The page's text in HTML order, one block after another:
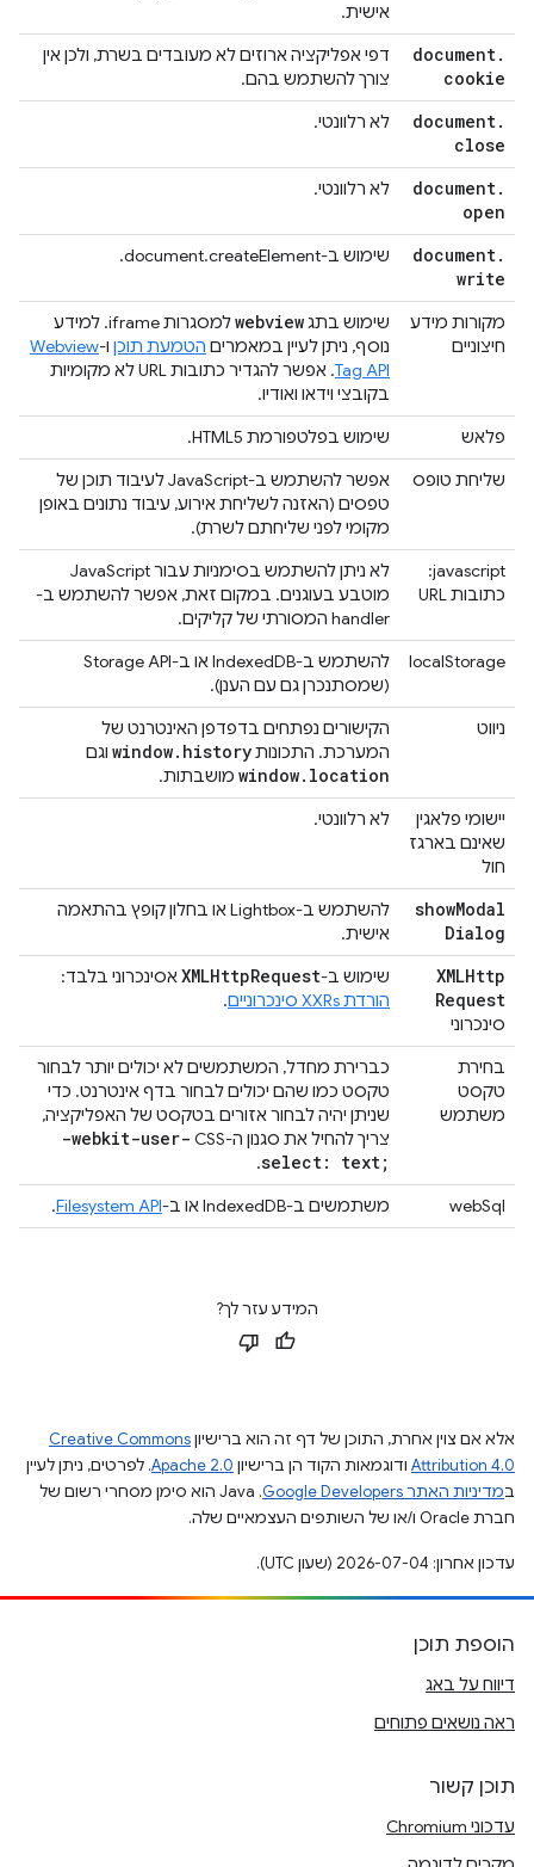
אישית.
document.
cookie
דפי אפליקציה ארוזים לא מעובדים בשרת, ולכן אין
צורך להשתמש בהם.
document.
close
לא רלוונטי.
document.
open
לא רלוונטי.
document.
write
שימוש ב-document.createElement.
מקורות מידע
חיצוניים
שימוש בתגwebview
למסגרות iframe. למידע
נוסף, ניתן לעיין במאמרים הטמעת תוכן ו-Webview
Tag API
. אפשר להגדיר כתובות URL לא מקומיות
בקובצי וידאו ואודיו.
פלאש
שימוש בפלטפורמת HTML5.
שליחת טופס
אפשר להשתמש ב-JavaScript לעיבוד תוכן של
טפסים (האזנה לשליחת אירוע, עיבוד נתונים באופן
מקומי לפני שליחתם לשרת).
javascript:
כתובות URL
לא ניתן להשתמש בסימניות עבור JavaScript
מוטבע בעוגנים. במקום זאת, אפשר להשתמש ב-
handler המסורתי של קליקים.
localStorage
להשתמש ב-IndexedDB או ב-Storage API
(שמסתנכרן גם עם הענן).
ניווט
הקישורים נפתחים בדפדפן האינטרנט של
המערכת. התכונות
window. history וגם
window. location
מושבתות.
יישומי פלאגין
שאינם בארגז
חול
לא רלוונטי.
showModal
Dialog
להשתמש ב-Lightbox או בחלון קופץ בהתאמה
אישית.
XMLHttp
Request
סינכרוני
שימוש ב- XMLHttpRequest
אסינכרוני בלבד:
הורדת XXRs סינכרוניים
.
בחירת
טקסט
משתמש
כברירת מחדל, המשתמשים לא יכולים יותר לבחור
טקסט כמו שהם יכולים לבחור בדף אינטרנט. כדי
שניתן יהיה לבחור אזורים בטקסט של האפליקציה,
צריך להחיל את סגנון ה-CSS
-webkit-user-
select: text;
.
webSql
משתמשים ב-IndexedDB או ב- Filesystem API
.
המידע עזר לך?
אלא אם צוין אחרת, התוכן של דף זה הוא ברישיוןCreative Commons
Attribution 4.0 ודוגמאות הקוד הן ברישיון Apache 2.0. לפרטים, ניתן לעיין
במדיניות האתר Google Developers‏
.‏ Java הוא סימן מסחרי רשום של
חברת Oracle ו/או של השותפים העצמאיים שלה.
עדכון אחרון: 2026-07-04 (שעון UTC).
הוספת תוכן
דיווח על באג
ראה נושאים פתוחים
תוכן קשור
עדכוני Chromium